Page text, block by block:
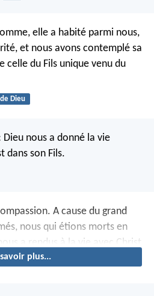
elle a habité parmi nous,
et nous avons contemplé sa
celle du Fils unique venu du
Dieu
nous a donné la vie
dans son Fils.
A cause du grand
nous qui étions morts en
a rendus à la vie avec Christ
êtes sauvés.
savoir plus...